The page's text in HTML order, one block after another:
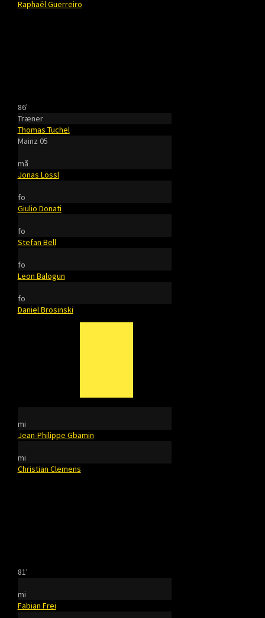
Raphaël Guerreiro
86'
Træner
Thomas Tuchel
Mainz 05
må
Jonas Lössl
fo
Giulio Donati
fo
Stefan Bell
fo
Leon Balogun
fo
Daniel Brosinski
mi
Jean-Philippe Gbamin
mi
Christian Clemens
81'
mi
Fabian Frei